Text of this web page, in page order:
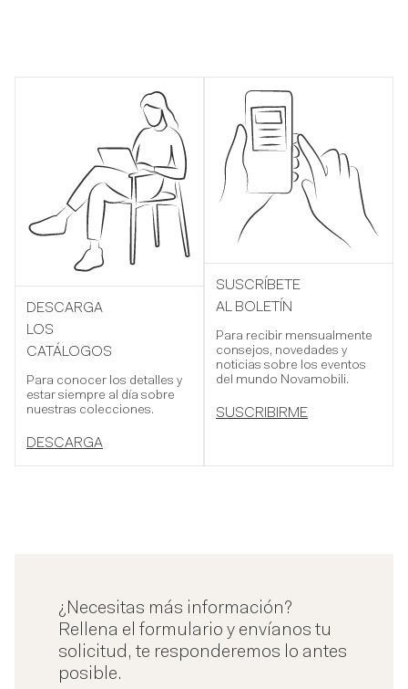
DESCARGA
LOS
CATÁLOGOS
Para conocer los detalles y
estar siempre al día sobre
nuestras colecciones.
DESCARGA
SUSCRÍBETE
AL BOLETÍN
Para recibir mensualmente
consejos, novedades y
noticias sobre los eventos
del mundo Novamobili.
SUSCRIBIRME
¿Necesitas más información?
Rellena el formulario y envíanos tu
solicitud, te responderemos lo antes
posible.